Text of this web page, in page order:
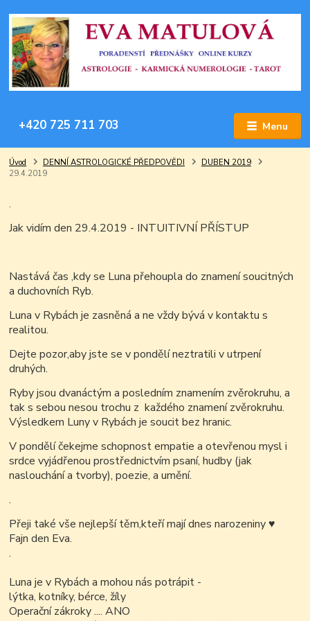
Menu
+420 725 711 703
Úvod DENNÍ ASTROLOGICKÉ PŘEDPOVĚDI
DUBEN 2019
29.4.2019
.
Jak vidím den 29.4.2019 - INTUITIVNÍ PŘÍSTUP
Nastává čas ,kdy se Luna přehoupla do znamení soucitných
a duchovních Ryb.
Luna v Rybách je zasněná a ne vždy bývá v kontaktu s
realitou.
Dejte pozor,aby jste se v pondělí neztratili v utrpení
druhých.
Ryby jsou dvanáctým a posledním znamením zvěrokruhu, a
tak s sebou nesou trochu z každého znamení zvěrokruhu.
Výsledkem Luny v Rybách je soucit bez hranic.
V pondělí čekejme schopnost empatie a otevřenou mysl i
srdce vyjádřenouprostřednictvím psaní, hudby (jak
naslouchání a tvorby), poezie, a umění.
.
Přeji také vše nejlepší těm,kteří mají dnes narozeniny♥
Fajn den Eva.
.
Luna je v Rybách a mohou nás potrápit -
lýtka, kotníky, bérce, žíly
Operační zákroky .... ANO